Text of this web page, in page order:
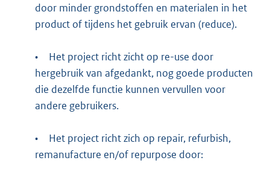
door minder grondstoffen en materialen in het
product of tijdens het gebruik ervan (reduce).
•
Het project richt zicht op re-use door
hergebruik van afgedankt, nog goede producten
die dezelfde functie kunnen vervullen voor
andere gebruikers.
•
Het project richt zich op repair, refurbish,
remanufacture en/of repurpose door: